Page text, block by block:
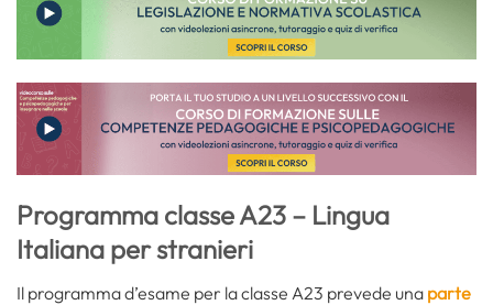
Programma classe A23 – Lingua
Italiana per stranieri
Il programma d’esame per la classe A23 prevede una parte